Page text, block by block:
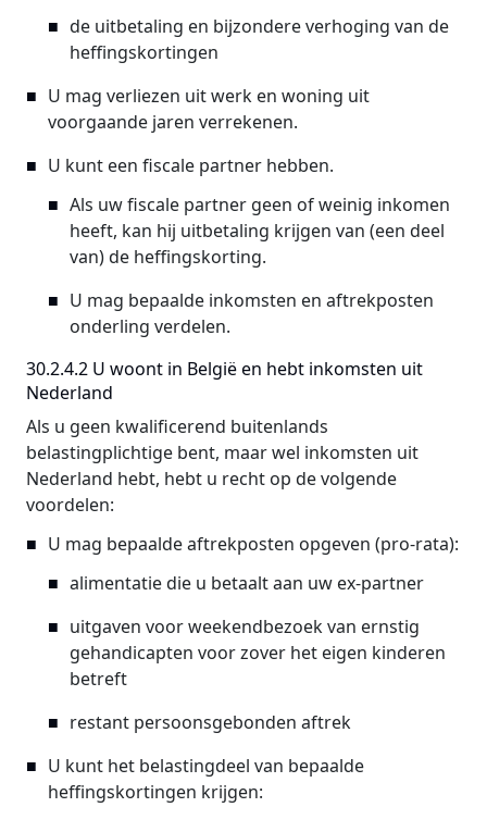
de uitbetaling en bijzondere verhoging van de
heffingskortingen
U mag verliezen uit werk en woning uit
voorgaande jaren verrekenen.
U kunt een fiscale partner hebben.
Als uw fiscale partner geen of weinig inkomen
heeft, kan hij uitbetaling krijgen van (een deel
van) de heffingskorting.
U mag bepaalde inkomsten en aftrekposten
onderling verdelen.
30.2.4.2 U woont in België en hebt inkomsten uit
Nederland
Als u geen kwalificerend buitenlands
belastingplichtige bent, maar wel inkomsten uit
Nederland hebt, hebt u recht op de volgende
voordelen:
U mag bepaalde aftrekposten opgeven (pro-rata):
alimentatie die u betaalt aan uw ex-partner
uitgaven voor weekendbezoek van ernstig
gehandicapten voor zover het eigen kinderen
betreft
restant persoonsgebonden aftrek
U kunt het belastingdeel van bepaalde
heffingskortingen krijgen: